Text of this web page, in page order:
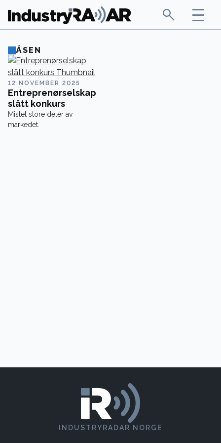
ÅSEN
12 NOVEMBER 2025
Entreprenørselskap
slått konkurs
Mistet store deler av
markedet.
INDUSTRYRADAR NORGE